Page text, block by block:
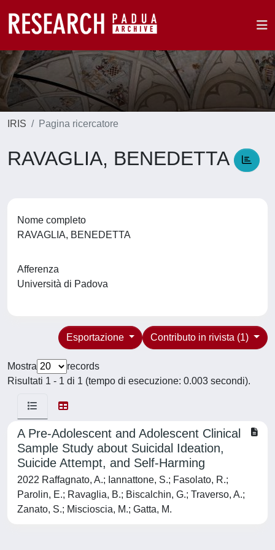
IRIS Pagina ricercatore
RAVAGLIA, BENEDETTA
Nome completo
RAVAGLIA, BENEDETTA
Afferenza
Università di Padova
Contributo in rivista (1)
Esportazione
Mostra
records
Risultati 1 - 1 di 1 (tempo di esecuzione: 0.003 secondi).
A Pre-Adolescent and Adolescent Clinical
Sample Study about Suicidal Ideation,
Suicide Attempt, and Self-Harming
2022 Raffagnato, A.; Iannattone, S.; Fasolato, R.;
Parolin, E.; Ravaglia, B.; Biscalchin, G.; Traverso, A.;
Zanato, S.; Miscioscia, M.; Gatta, M.